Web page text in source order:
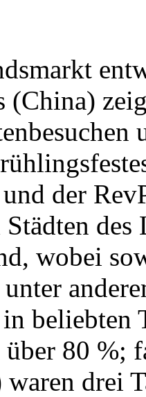
der
wobei
unter
80 %;
drei